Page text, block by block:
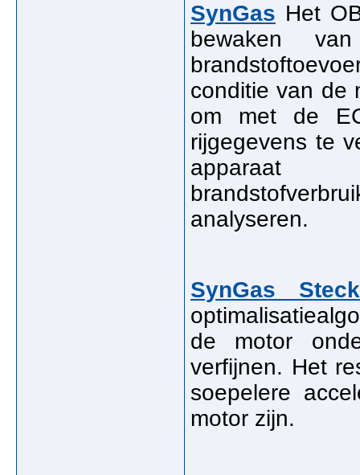
SynGas Het
bewaken
conditie van de
om met de
rijgegevens te
apparaat
analyseren.
SynGas
de motor
verfijnen. Het
soepelere
motor zijn.